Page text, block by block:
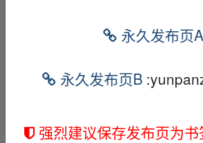
fr_om w、ww.y▪un﹏pan﹏zi﹏yu▂an.xy z
an﹏zi﹏yu▂an.xy z
an.xy z
永久发布页A
永久发布页B
强烈建议保存发布页为